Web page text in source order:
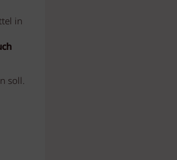
in
soll.